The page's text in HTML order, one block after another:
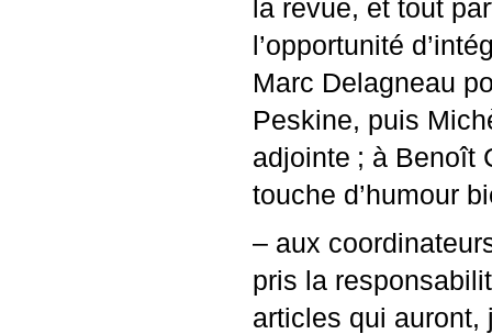
la revue, et tout
l’opportunité
Marc Delagneau
Peskine, puis
adjointe ; à Benoît
touche d’humour
– aux
pris la
articles qui auront,